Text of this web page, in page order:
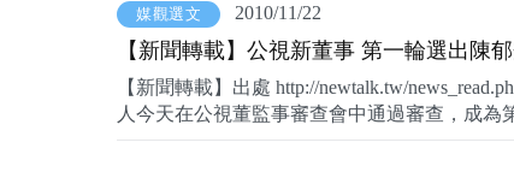
媒觀選文 2010/11/22
【新聞轉載】公視新董事 第一輪選出陳
【新聞轉載】出處 http://newtalk.tw/
人今天在公視董監事審查會中通過審查，成為